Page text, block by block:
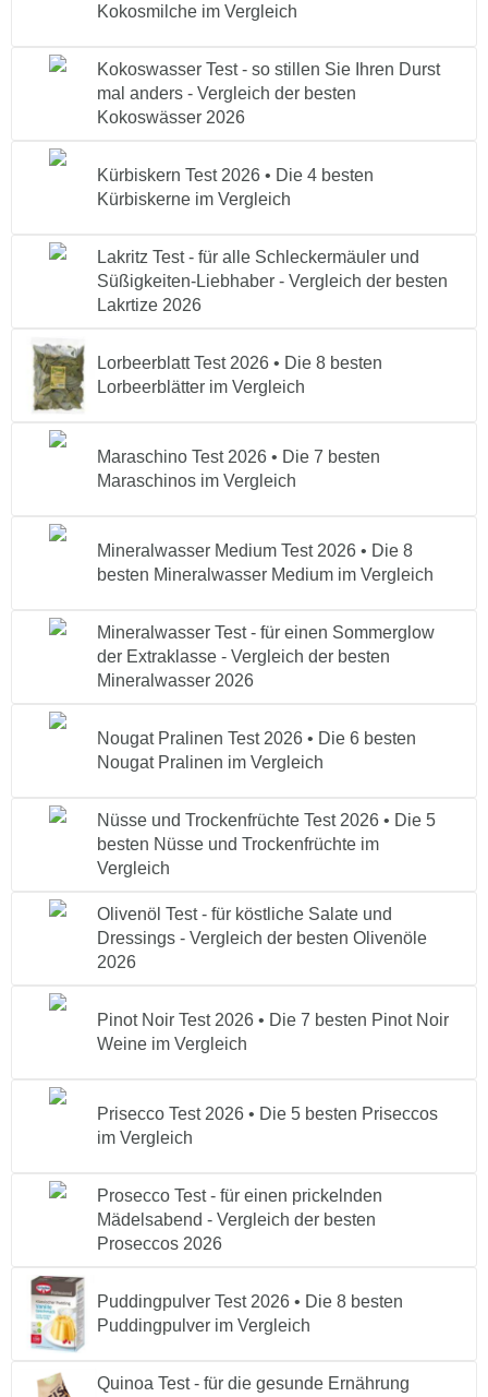
Kokosmilche im Vergleich
Kokoswasser Test - so stillen Sie Ihren Durst
mal anders - Vergleich der besten
Kokoswässer 2026
Kürbiskern Test 2026 • Die 4 besten
Kürbiskerne im Vergleich
Lakritz Test - für alle Schleckermäuler und
Süßigkeiten-Liebhaber - Vergleich der besten
Lakrtize 2026
Lorbeerblatt Test 2026 • Die 8 besten
Lorbeerblätter im Vergleich
Maraschino Test 2026 • Die 7 besten
Maraschinos im Vergleich
Mineralwasser Medium Test 2026 • Die 8
besten Mineralwasser Medium im Vergleich
Mineralwasser Test - für einen Sommerglow
der Extraklasse - Vergleich der besten
Mineralwasser 2026
Nougat Pralinen Test 2026 • Die 6 besten
Nougat Pralinen im Vergleich
Nüsse und Trockenfrüchte Test 2026 • Die 5
besten Nüsse und Trockenfrüchte im
Vergleich
Olivenöl Test - für köstliche Salate und
Dressings - Vergleich der besten Olivenöle
2026
Pinot Noir Test 2026 • Die 7 besten Pinot Noir
Weine im Vergleich
Prisecco Test 2026 • Die 5 besten Priseccos
im Vergleich
Prosecco Test - für einen prickelnden
Mädelsabend - Vergleich der besten
Proseccos 2026
Puddingpulver Test 2026 • Die 8 besten
Puddingpulver im Vergleich
Quinoa Test - für die gesunde Ernährung